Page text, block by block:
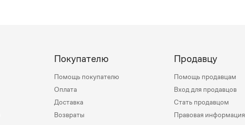
Покупателю
Помощь покупателю
Оплата
Доставка
Возвраты
Продавцу
Помощь продавцам
Вход для продавцов
Стать продавцом
Правовая информация